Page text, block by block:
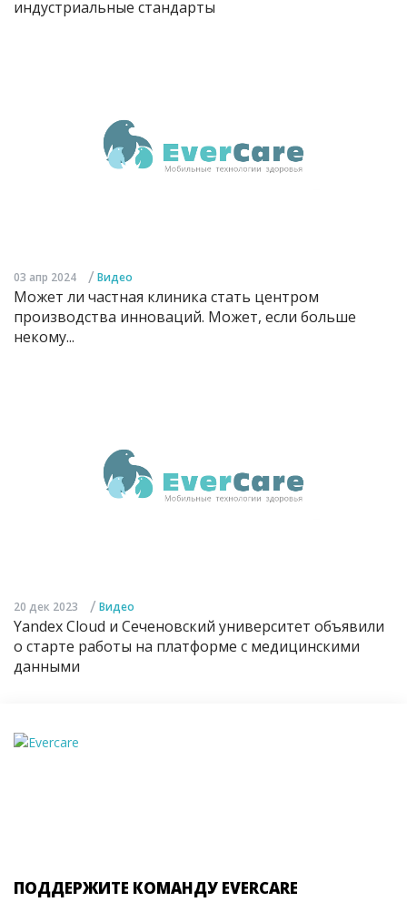
индустриальные стандарты
03 апр 2024 / Видео
Может ли частная клиника стать центром
производства инноваций. Может, если больше
некому...
20 дек 2023 / Видео
Yandex Cloud и Сеченовский университет объявили
о старте работы на платформе с медицинскими
данными
ПОДДЕРЖИТЕ КОМАНДУ EVERCARE